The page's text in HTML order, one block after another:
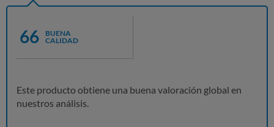
66
BUENA
CALIDAD
Este producto obtiene una buena valoración global en
nuestros análisis.